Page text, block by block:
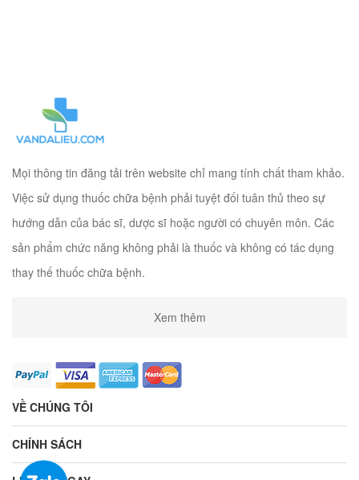
Mọi thông tin đăng tải trên website chỉ mang tính chất tham khảo.
Việc sử dụng thuốc chữa bệnh phải tuyệt đối tuân thủ theo sự
hướng dẫn của bác sĩ, dược sĩ hoặc người có chuyên môn. Các
sản phẩm chức năng không phải là thuốc và không có tác dụng
thay thế thuốc chữa bệnh.
Xem thêm
VỀ CHÚNG TÔI
CHÍNH SÁCH